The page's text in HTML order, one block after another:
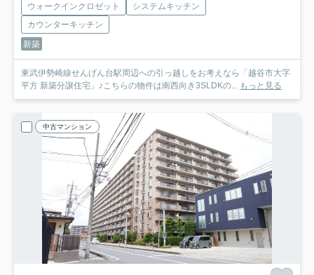
ウォークインクロゼット
システムキッチン
カウンターキッチン
新築
東武伊勢崎線せんげん台駅周辺への引っ越しをお考えなら「越谷市大字
平方 新築分譲住宅」♪こちらの物件は南西向き3SLDKの...
もっと見る
中古マンション